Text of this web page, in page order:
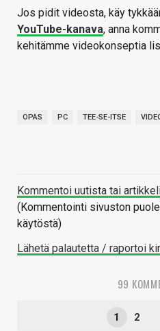
Jos pidit videosta, käy
YouTube-kanava, anna
kehitämme videokonseptia
OPAS PC TEE-SE-ITSE
Kommentoi uutista tai
(Kommentointi sivuston
käytöstä)
Lähetä palautetta / raportoi
99
1 2